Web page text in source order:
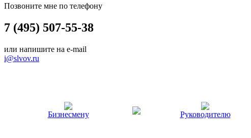
Позвоните мне по телефону
7 (495) 507-55-38
или напишите на e-mail
i@slvov.ru
Бизнесмену Руководителю